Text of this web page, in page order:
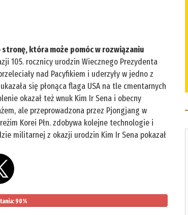
która może pomóc w rozwiązaniu
105. rocznicy urodzin Wiecznego Prezydenta
nad Pacyfikiem i uderzyły w jedno z
się płonąca flaga USA na tle cmentarnych
okazał też wnuk Kim Ir Sena i obecny
ale przeprowadzona przez Pjongjang w
Korei Płn. zdobywa kolejne technologie i
militarnej z okazji urodzin Kim Ir Sena pokazał
90%